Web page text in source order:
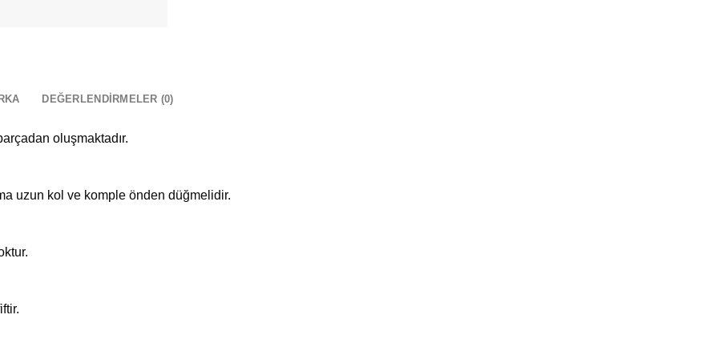
DEĞERLENDIRMELER (0)
oluşmaktadır.
uzun kol ve komple önden düğmelidir.